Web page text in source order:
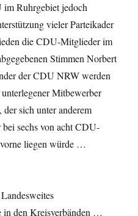
im Ruhrgebiet jedoch
vieler Parteikader
die CDU-Mitglieder im
Stimmen Norbert
der CDU NRW werden
Mitbewerber
sich unter anderem
bei sechs von acht CDU-
liegen würde …
Landesweites
in den Kreisverbänden …